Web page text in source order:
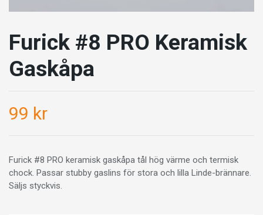
Furick #8 PRO Keramisk
Gaskåpa
99 kr
Furick #8 PRO keramisk gaskåpa tål hög värme och termisk
chock. Passar stubby gaslins för stora och lilla Linde-brännare.
Säljs styckvis.